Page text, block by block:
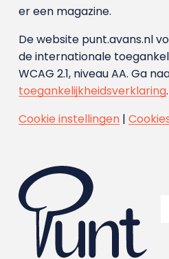
er een magazine.
De website punt.avans.nl
de internationale
WCAG 2.1, niveau AA. Ga
toegankelijkheidsverklaring.
Cookie instellingen|